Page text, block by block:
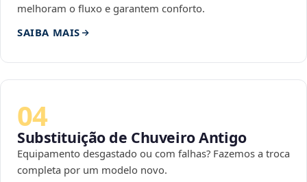
melhoram o fluxo e garantem conforto.
SAIBA MAIS
04
Substituição de Chuveiro Antigo
Equipamento desgastado ou com falhas? Fazemos a troca
completa por um modelo novo.